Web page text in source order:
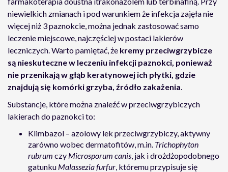
niewielkich zmianach i pod warunkiem że infekcja zajęła nie
więcej niż 3 paznokcie, można jednak zastosować samo
leczenie miejscowe, najczęściej w postaci lakierów
leczniczych. Warto pamiętać, że kremy przeciwgrzybicze
są nieskuteczne w leczeniu infekcji paznokci, ponieważ
nie przenikają w głąb keratynowej ich płytki, gdzie
znajdują się komórki grzyba, źródło zakażenia.
Substancje, które można znaleźć w przeciwgrzybiczych
lakierach do paznokci to:
Klimbazol – azolowy lek przeciwgrzybiczy, aktywny
zarówno wobec dermatofitów, m.in. Trichophyton
rubrum czy Microsporum canis, jak i drożdżopodobnego
gatunku Malassezia furfur, któremu przypisuje się